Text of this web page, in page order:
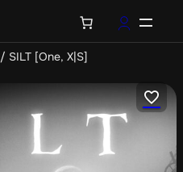
/ SILT [One, X|S]